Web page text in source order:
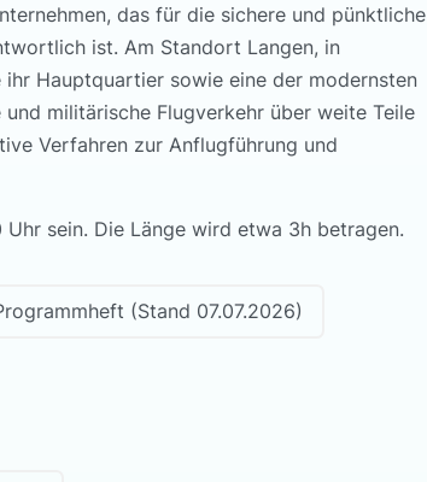
das für die sichere und pünktliche
ist. Am Standort Langen, in
Hauptquartier sowie eine der modernsten
militärische Flugverkehr über weite Teile
Verfahren zur Anflugführung und
sein. Die Länge wird etwa 3h betragen.
(Stand 07.07.2026)